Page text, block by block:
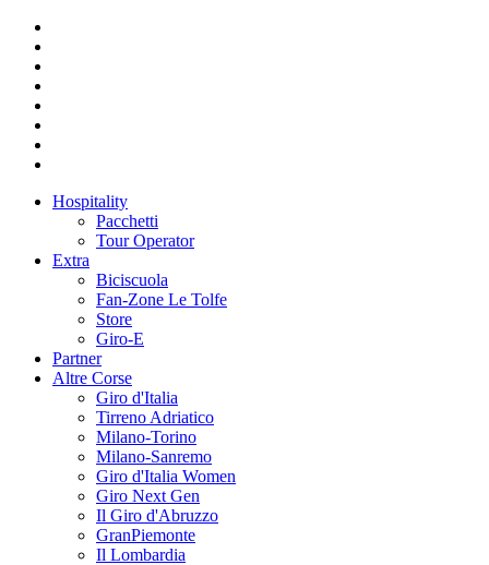
Hospitality
Pacchetti
Tour Operator
Extra
Biciscuola
Fan-Zone Le Tolfe
Store
Giro-E
Partner
Altre Corse
Giro d'Italia
Tirreno Adriatico
Milano-Torino
Milano-Sanremo
Giro d'Italia Women
Giro Next Gen
Il Giro d'Abruzzo
GranPiemonte
Il Lombardia